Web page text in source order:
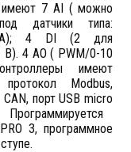
имеют 7 AI( можно
датчики типа:
4 DI(2 для
В). 4 AO ( PWM/0-10
имеют
протокол Modbus,
CAN, портUSB micro
PRO 3, программное